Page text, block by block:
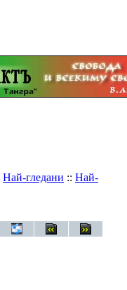
Най-гледани :: Най-